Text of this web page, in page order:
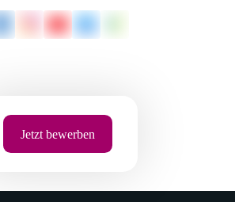
Jetzt bewerben